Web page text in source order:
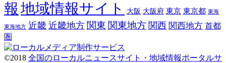
報 地域情報サイト 大阪 大阪府 東京 東京都 東海
東海地方 近畿 近畿地方 関東 関東地方 関西 関西地方 首都
圏
©2018 全国のローカルニュースサイト・地域情報ポータルサ